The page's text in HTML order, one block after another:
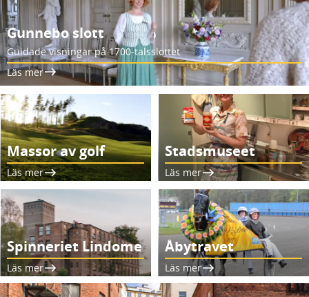
Gunnebo slott
Guidade visningar på 1700-talsslottet
Läs mer
Massor av golf
Läs mer
Stadsmuseet
Läs mer
Spinneriet Lindome
Läs mer
Åbytravet
Läs mer